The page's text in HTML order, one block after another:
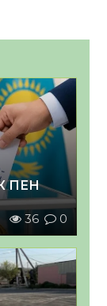
ПЕН
36 0